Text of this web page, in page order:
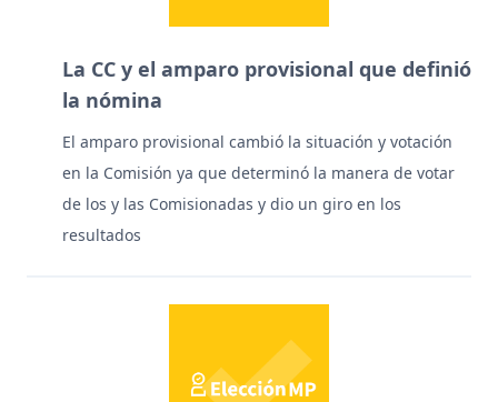
La CC y el amparo provisional que definió
la nómina
El amparo provisional cambió la situación y votación
en la Comisión ya que determinó la manera de votar
de los y las Comisionadas y dio un giro en los
resultados